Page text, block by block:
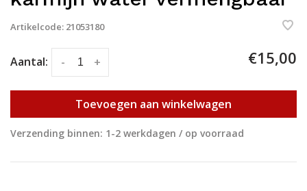
Artikelcode: 21053180
Aantal: +
- €15,00
Toevoegen aan winkelwagen
Verzending binnen: 1-2 werkdagen / op voorraad